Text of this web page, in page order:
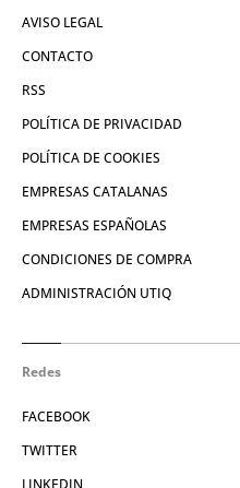
AVISO LEGAL
CONTACTO
RSS
POLÍTICA DE PRIVACIDAD
POLÍTICA DE COOKIES
EMPRESAS CATALANAS
EMPRESAS ESPAÑOLAS
CONDICIONES DE COMPRA
ADMINISTRACIÓN UTIQ
Redes
FACEBOOK
TWITTER